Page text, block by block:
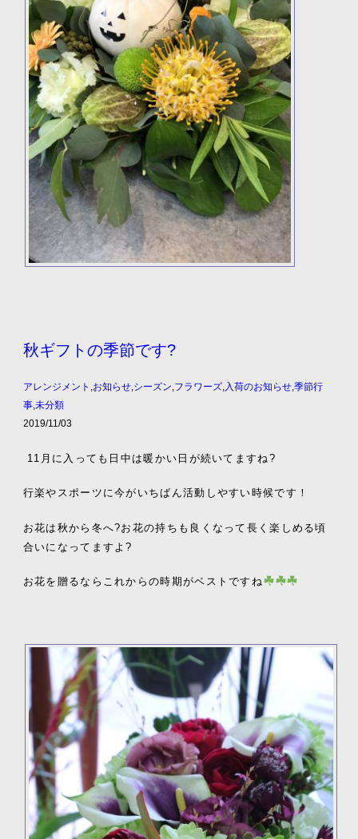
秋ギフトの季節です?
アレンジメント ,お知らせ,シーズン,フラワーズ,入荷のお知らせ,季節行
事,未分類
2019/11/03
11月に入っても日中は暖かい日が続いてますね?
行楽やスポーツに今がいちばん活動しやすい時候です！
お花は秋から冬へ?お花の持ちも良くなって長く楽しめる頃
合いになってますよ?
お花を贈るならこれからの時期がベストですね